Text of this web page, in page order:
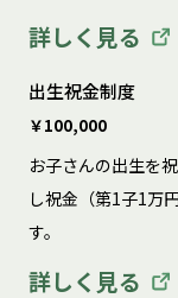
詳しく見る
出生祝金制度
￥100,000
お子さんの出生を
し祝金（第1子1万
す。
詳しく見る